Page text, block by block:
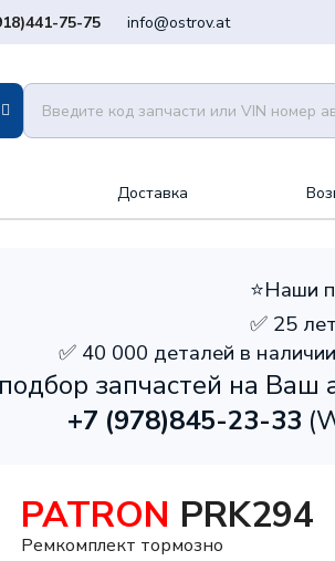
441-75-75 info@ostrov.at
Доставка
⭐️Наши
✅ 25
✅ 40 000 деталей в
запчастей на
+7 (978)845-23-33
PATRON PRK294
Ремкомплект тормозно